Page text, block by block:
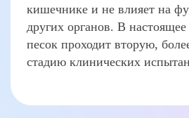
кишечнике и не влияет на
других органов. В
песок проходит вторую,
стадию клинических